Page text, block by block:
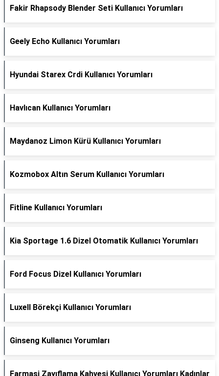
Fakir Rhapsody Blender Seti Kullanıcı Yorumları
Geely Echo Kullanıcı Yorumları
Hyundai Starex Crdi Kullanıcı Yorumları
Havlıcan Kullanıcı Yorumları
Maydanoz Limon Kürü Kullanıcı Yorumları
Kozmobox Altın Serum Kullanıcı Yorumları
Fitline Kullanıcı Yorumları
Kia Sportage 1.6 Dizel Otomatik Kullanıcı Yorumları
Ford Focus Dizel Kullanıcı Yorumları
Luxell Börekçi Kullanıcı Yorumları
Ginseng Kullanıcı Yorumları
Farmasi Zayıflama Kahvesi Kullanıcı Yorumları Kadınlar